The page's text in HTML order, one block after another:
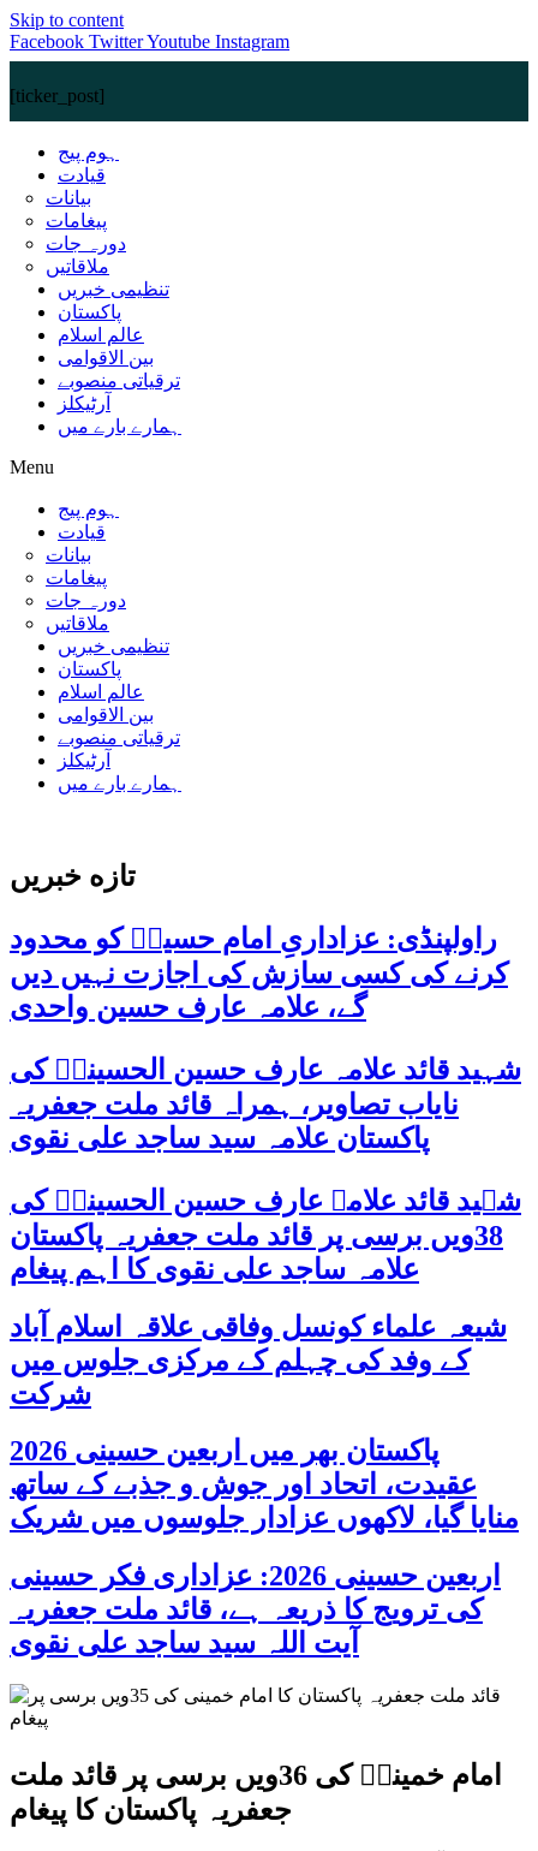
Skip to content
Facebook TwitterYoutube Instagram
[ticker_post]
ہوم پیج
قیادت
بیانات
پیغامات
دورہ جات
ملاقاتیں
تنظیمی خبریں
پاکستان
عالم اسلام
بین الاقوامی
ترقیاتی منصوبے
آرٹیکلز
ہمارے بارے میں
Menu
ہوم پیج
قیادت
بیانات
پیغامات
دورہ جات
ملاقاتیں
تنظیمی خبریں
پاکستان
عالم اسلام
بین الاقوامی
ترقیاتی منصوبے
آرٹیکلز
ہمارے بارے میں
تازه خبریں
راولپنڈی: عزاداریِ امام حسینؑ کو محدود
کرنے کی کسی سازش کی اجازت نہیں دیں
گے، علامہ عارف حسین واحدی
شہید قائد علامہ عارف حسین الحسینیؒ کی
نایاب تصاویر، ہمراہ قائد ملت جعفریہ
پاکستان علامہ سید ساجد علی نقوی
شہید قائد علامہ عارف حسین الحسینیؒ کی
38ویں برسی پر قائد ملت جعفریہ پاکستان
علامہ ساجد علی نقوی کا اہم پیغام
شیعہ علماء کونسل وفاقی علاقہ اسلام آباد
کے وفد کی چہلم کے مرکزی جلوس میں
شرکت
پاکستان بھر میں اربعین حسینی 2026
عقیدت، اتحاد اور جوش و جذبے کے ساتھ
منایا گیا، لاکھوں عزادار جلوسوں میں شریک
اربعین حسینی 2026: عزاداری فکر حسینی
کی ترویج کا ذریعہ ہے، قائد ملت جعفریہ
آیت اللہ سید ساجد علی نقوی
امام خمینیؒ کی 36ویں برسی پر قائد ملت
جعفریہ پاکستان کا پیغام